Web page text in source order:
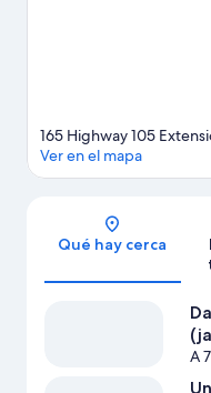
165 Highway 105
Ver en el mapa
Qué hay cerca
A